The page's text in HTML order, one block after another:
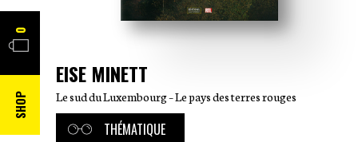
PANIER
0
SHOP
EISE MINETT
Le sud du Luxembourg – Le pays des terres rouges
THÉMATIQUE